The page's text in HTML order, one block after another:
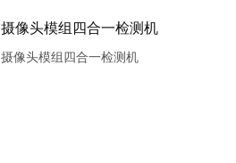
摄像头模组四合一检测机
摄像头模组四合一检测机